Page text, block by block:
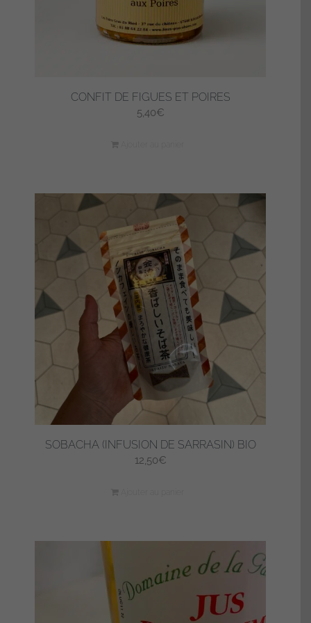
CONFIT DE FIGUES ET POIRES
5,40€
SOBACHA (INFUSION DE SARRASIN) BIO
12,50€